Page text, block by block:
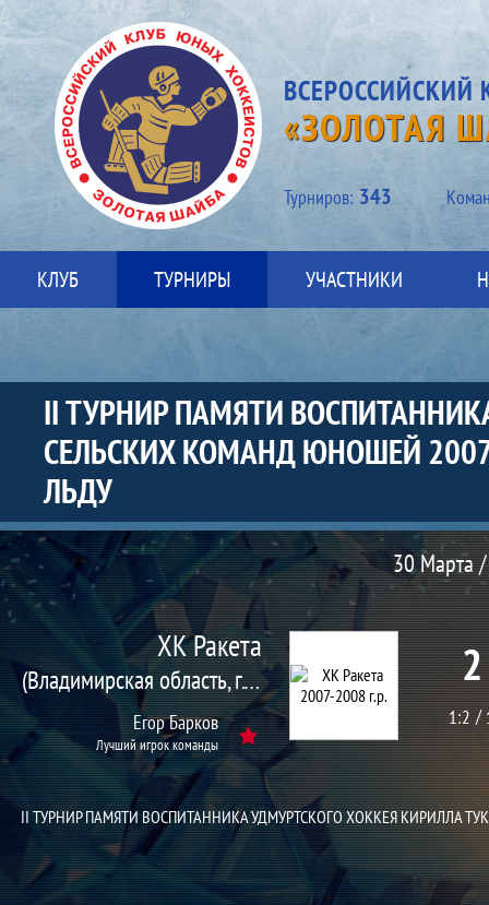
«ЗОЛОТАЯ
Турниров: 343
КЛУБ ТУРНИРЫ УЧАСТНИКИ
II ТУРНИР ПАМЯТИ
СЕЛЬСКИХ КОМАНД ЮНОШЕЙ
ЛЬДУ
Матч
30 Марта
ХК Ракета
(Владимирская область, г. Гусь-Хрустальный)
Егор Барков
Лучший игрок команды
1:2
II ТУРНИР ПАМЯТИ ВОСПИТАННИКА УДМУРТСКОГО ХОККЕЯ КИРИЛЛА